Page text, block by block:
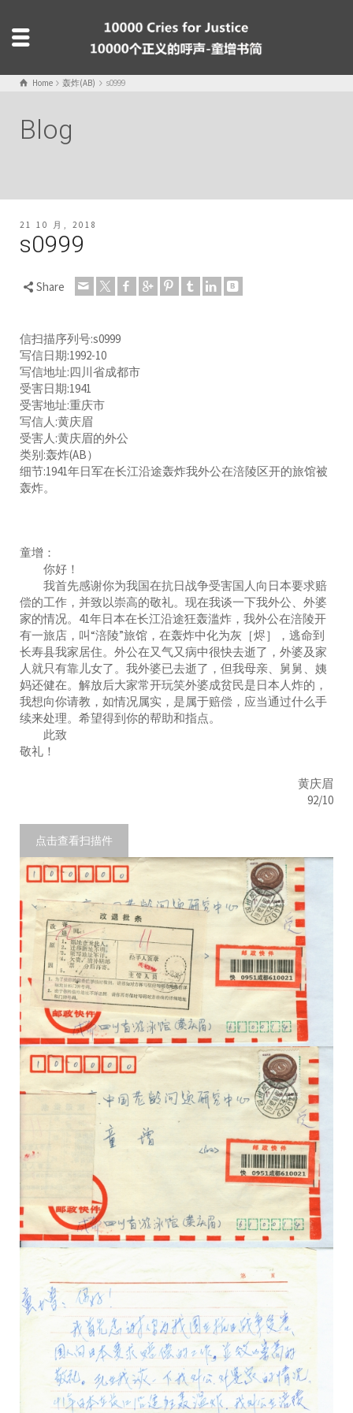
Home 轰炸(AB) s0999
Blog
21 10 月, 2018
s0999
Share
信扫描序列号:s0999
写信日期:1992-10
写信地址:四川省成都市
受害日期:1941
受害地址:重庆市
写信人:黄庆眉
受害人:黄庆眉的外公
类别:轰炸(AB）
细节:1941年日军在长江沿途轰炸我外公在涪陵区开的旅馆被
轰炸。
童增：
你好！
我首先感谢你为我国在抗日战争受害国人向日本要求赔
偿的工作，并致以崇高的敬礼。现在我谈一下我外公、外婆
家的情况。41年日本在长江沿途狂轰滥炸，我外公在涪陵开
有一旅店，叫“涪陵”旅馆，在轰炸中化为灰［烬］，逃命到
长寿县我家居住。外公在又气又病中很快去逝了，外婆及家
人就只有靠儿女了。我外婆已去逝了，但我母亲、舅舅、姨
妈还健在。解放后大家常开玩笑外婆成贫民是日本人炸的，
我想向你请教，如情况属实，是属于赔偿，应当通过什么手
续来处理。希望得到你的帮助和指点。
此致
敬礼！
黄庆眉
92/10